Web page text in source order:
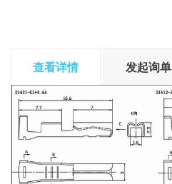
查看详情 发起询单